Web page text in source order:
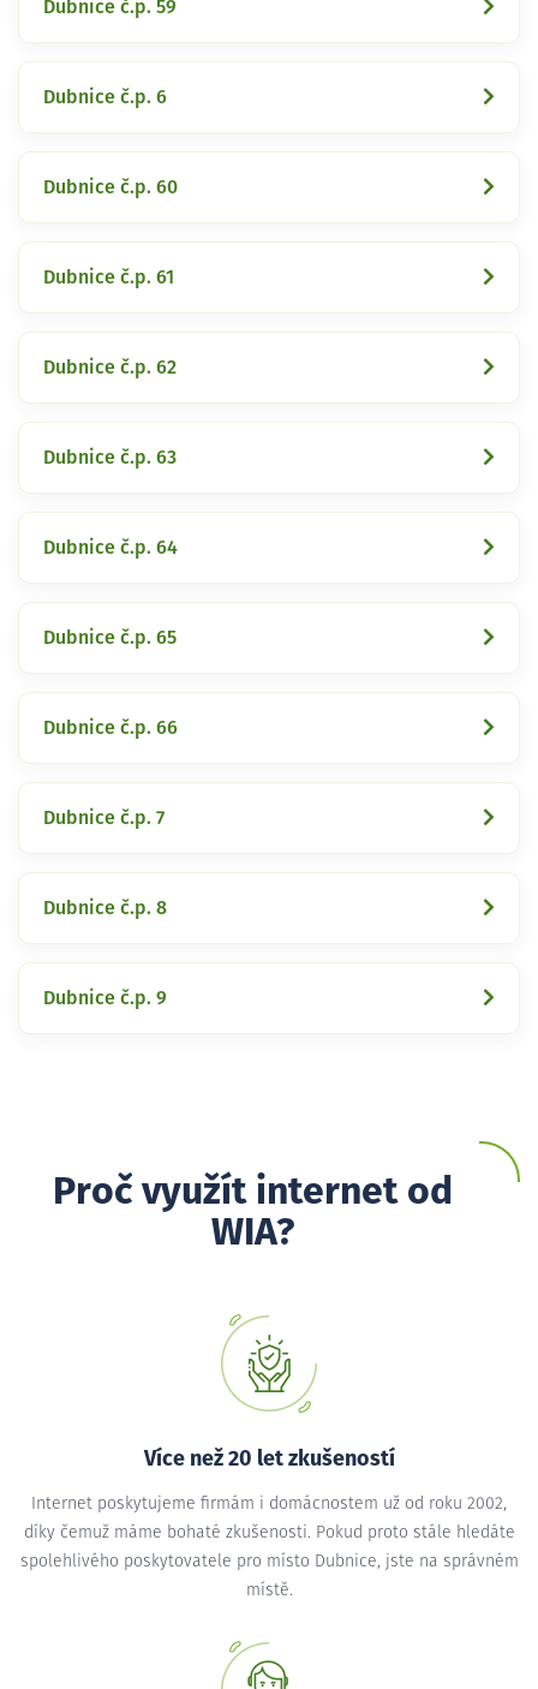
Dubnice č.p. 59
Dubnice č.p. 6
Dubnice č.p. 60
Dubnice č.p. 61
Dubnice č.p. 62
Dubnice č.p. 63
Dubnice č.p. 64
Dubnice č.p. 65
Dubnice č.p. 66
Dubnice č.p. 7
Dubnice č.p. 8
Dubnice č.p. 9
Proč využít internet od
WIA?
Více než 20 let zkušeností
Internet poskytujeme firmám i domácnostem už od roku 2002,
díky čemuž máme bohaté zkušenosti. Pokud proto stále hledáte
spolehlivého poskytovatele pro místo Dubnice, jste na správném
místě.